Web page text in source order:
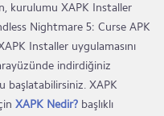
kurulumu XAPK Installer
Nightmare 5: Curse APK
Installer uygulamasını
indirdiğiniz
başlatabilirsiniz. XAPK
XAPK Nedir? başlıklı